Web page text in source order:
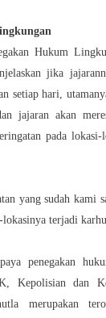
Hukum
jika
setiap hari,
jajaran akan
pada
yang sudah kami
lokasinya terjadi
penegakan
Kepolisian dan
merupakan